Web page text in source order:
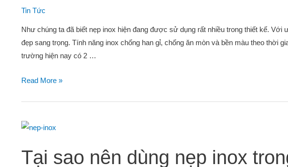
Tin Tức
Như chúng ta đã biết nẹp inox hiện đang được sử dụng rất nhiều trong thiết kế. Với
đẹp sang trọng. Tính năng inox chống han gỉ, chống ăn mòn và bền màu theo thời
trường hiện nay có 2 …
Read More »
Tại sao nên dùng nẹp inox